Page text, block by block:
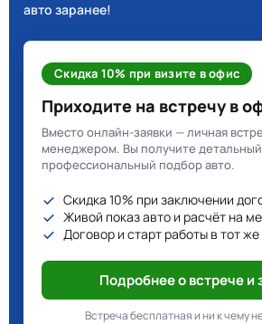
авто заранее!
Скидка 10% при визите в офис
Приходите на встречу в
Вместо онлайн-заявки — личная
менеджером. Вы получите детальный
профессиональный подбор авто.
Скидка 10% при заключении
Живой показ авто и расчёт на
Договор и старт работы в тот же
Подробнее о встрече и
Встреча бесплатная и ни к чему